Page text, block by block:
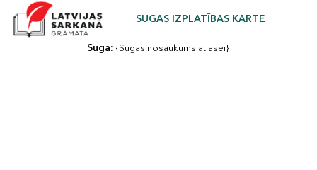
SUGAS IZPLATĪBAS KARTE
Suga: {Sugas nosaukums atlasei}